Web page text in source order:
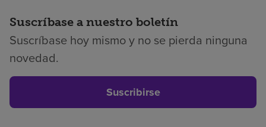
Suscríbase a nuestro boletín
Suscríbase hoy mismo y no se pierda ninguna
novedad.
Suscribirse